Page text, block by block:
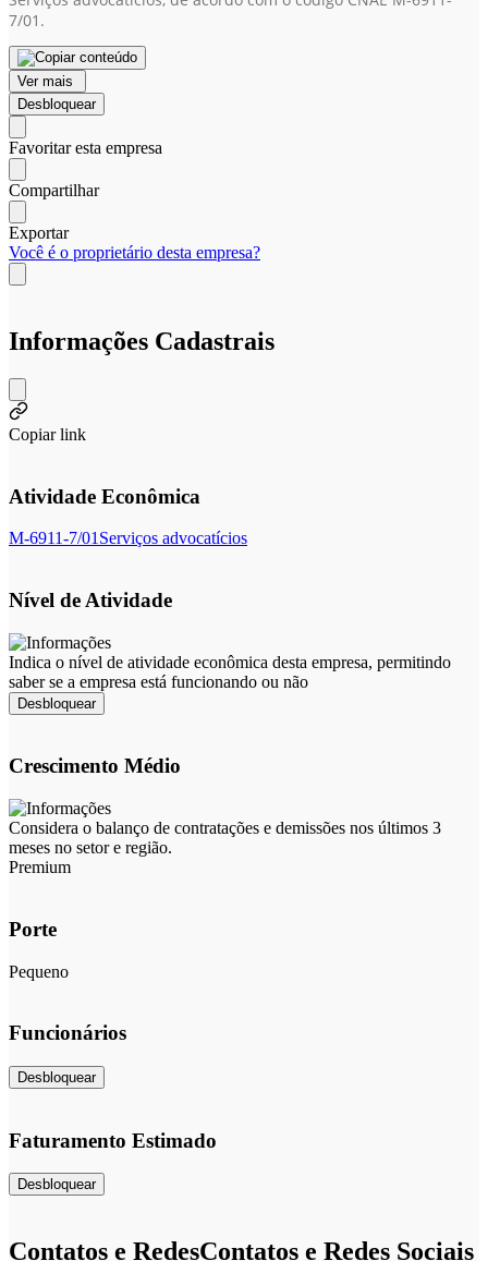
7/01.
Ver mais
Desbloquear
Favoritar esta empresa
Compartilhar
Exportar
Você é o proprietário desta empresa?
Informações Cadastrais
Copiar link
Atividade Econômica
M-6911-7/01 Serviços advocatícios
Nível de Atividade
Indica o nível de atividade econômica desta empresa, permitindo
saber se a empresa está funcionando ou não
Desbloquear
Crescimento Médio
Considera o balanço de contratações e demissões nos últimos 3
meses no setor e região.
Premium
Porte
Pequeno
Funcionários
Desbloquear
Faturamento Estimado
Desbloquear
Contatos e RedesContatos e Redes Sociais